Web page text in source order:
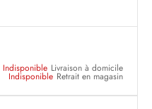
Indisponible Livraison à domicile
Indisponible Retrait en magasin